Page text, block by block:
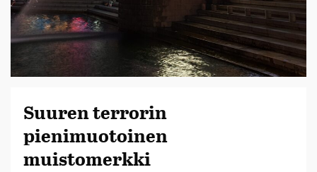
Suuren terrorin
pienimuotoinen
muistomerkki